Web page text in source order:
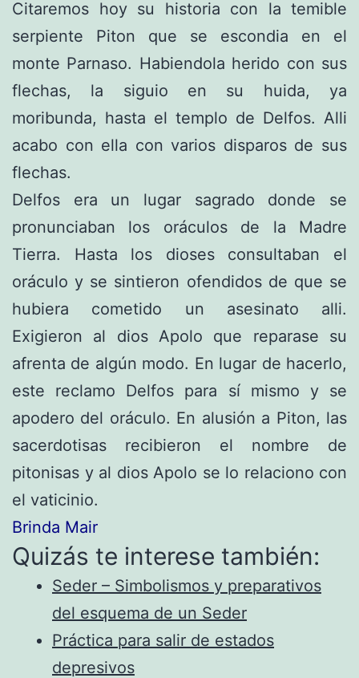
Citaremos hoy su historia con la temible
serpiente Piton que se escondia en el
monte Parnaso. Habiendola herido con sus
flechas, la siguio en su huida, ya
moribunda, hasta el templo de Delfos. Alli
acabo con ella con varios disparos de sus
flechas.
Delfos era un lugar sagrado donde se
pronunciaban los oráculos de la Madre
Tierra. Hasta los dioses consultaban el
oráculo y se sintieron ofendidos de que se
hubiera cometido un asesinato alli.
Exigieron al dios Apolo que reparase su
afrenta de algún modo. En lugar de hacerlo,
este reclamo Delfos para sí mismo y se
apodero del oráculo. En alusión a Piton, las
sacerdotisas recibieron el nombre de
pitonisas y al dios Apolo se lo relaciono con
el vaticinio.
Brinda Mair
Quizás te interese también:
Seder – Simbolismos y preparativos
del esquema de un Seder
Práctica para salir de estados
depresivos